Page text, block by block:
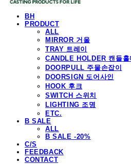
BH
PRODUCT
ALL
MIRROR 거울
TRAY 트레이
CANDLE HOLDER 캔들홀
DOORPULL 주물손잡이
DOORSIGN 도어사인
HOOK 후크
SWITCH 스위치
LIGHTING 조명
ETC.
B SALE
ALL
B SALE -20%
C/S
FEEDBACK
CONTACT